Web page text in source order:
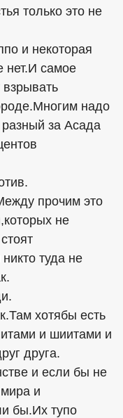
только это не
и некоторая
нет.И самое
взрывать
надо
за Асада
прочим это
не
туда не
хотябы есть
и шиитами и
друга.
и если бы не
и
бы.Их тупо